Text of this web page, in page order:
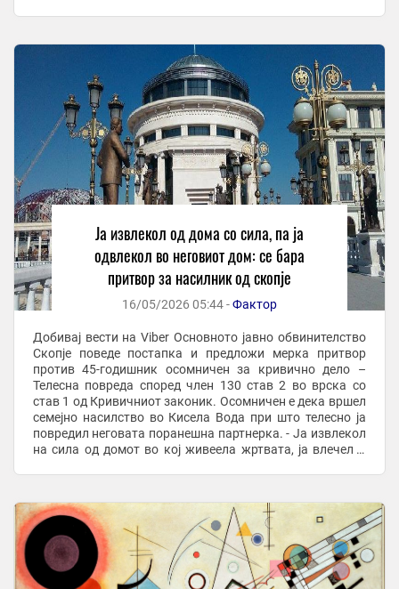
Ја извлекол од дома со сила, па ја
одвлекол во неговиот дом: се бара
притвор за насилник од скопје
16/05/2026 05:44 -Фактор
Добивај вести на Viber Основното јавно обвинителство
Скопје поведе постапка и предложи мерка притвор
против 45-годишник осомничен за кривично дело –
Телесна повреда според член 130 став 2 во врска со
став 1 од Кривичниот законик. Осомничен е дека вршел
семејно насилство во Кисела Вода при што телесно ја
повредил неговата поранешна партнерка. - Ја извлекол
на сила од домот во кој живеела жртвата, ја влечел и